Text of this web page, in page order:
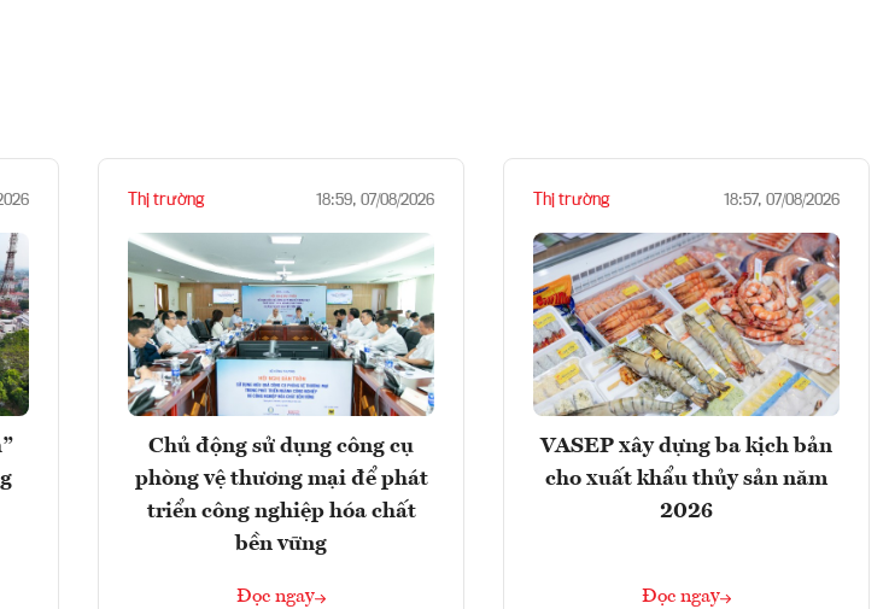
Thị trường 18:59, 07/08/2026
Chủ động sử dụng công cụ
phòng vệ thương mại để phát
triển công nghiệp hóa chất
bền vững
Đọc ngay
Thị trường 18:57, 07/08/2026
VASEP xây dựng ba kịch bản
cho xuất khẩu thủy sản năm
2026
Đọc ngay